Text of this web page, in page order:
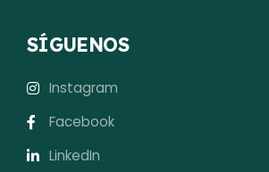
SÍGUENOS
Instagram
Facebook
LinkedIn